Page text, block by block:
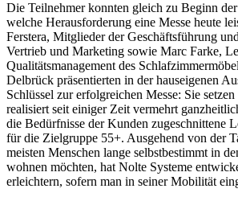
Die Teilnehmer konnten gleich zu Beginn
welche Herausforderung eine Messe heute
Ferstera, Mitglieder der Geschäftsführung
Vertrieb und Marketing sowie Marc Farke,
Qualitätsmanagement des
Delbrück präsentierten in der hauseigenen
Schlüssel zur erfolgreichen Messe: Sie
realisiert seit einiger Zeit vermehrt
die Bedürfnisse der Kunden zugeschnittene
für die Zielgruppe 55+. Ausgehend von der
meisten Menschen lange selbstbestimmt in
wohnen möchten, hat Nolte Systeme
erleichtern, sofern man in seiner Mobilität